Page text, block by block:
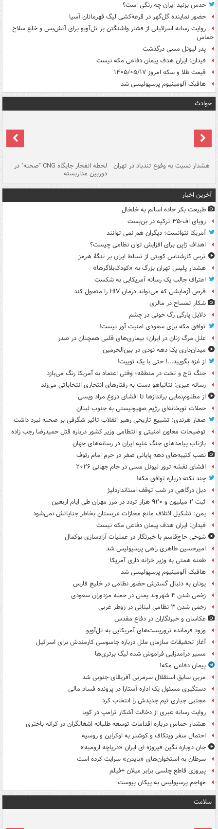
حدس بزنید ایران چه رنگی است؟
حضور نماینده گل‌گهر در قرعه‌کشی لیگ قهرمانان آسیا
روایت رسانه اسرائیلی از فشار واشنگتن بر تل‌آویو برای آتش‌بس و خلع سلاح
حماس
پدر لیونل مسی درگذشت
فیدان: ایران هدف پیمان دفاعی مکه نیست
قیمت طلا و سکه امروز ۱۴۰۵/۰۵/۱۷
هافبک آلومینیوم پرسپولیسی شد
حوادث
هشدار نسبت به وفوع تندباد در تهران لحظه انفجار جایگاه CNG "صحنه" در
دوربین مداربسته
آخرین اخبار
طبیعت بکر جاده اسالم به خلخال
رویای اف-۳۵ ترکیه در بن‌بست
آمریکا نتوانست؛ دیگران هم نمی توانند
اهداف ژاپن برای افزایش توان نظامی چیست؟
ترس کارشناس کویتی از تسلط ایران بر تنگۀ هرمز
هشدار پلیس تهران بزرگ به «کودک‌بلاگرها»
اعتراف جالب یک رسانه آمریکایی به شکست
قرص آزمایشی که می‌تواند درمان HIV را متحول کند
شکار تمساح در مالزی
دلایل پارگی رگ خونی در چشم
توافق مکه برای سعودی امنیت آور نیست!
علل مرگ زنان در ایران؛ بیماری‌های قلبی همچنان در صدر
میدان‌داری یک دهه نودی در بین‌الحرمین
از غزه بگویید...! حتی با یک توییت!
جنگ تاج و تخت در منطقه؛ وقتی اعتماد به آمریکا رنگ می‌بازد
رسانه عبری: نتانیاهو دست به رفتارهای انتحاری انتخاباتی می‌زند
از مظلوم‌نمایی براندازها تا افشای دروغ مراد ویسی
حملات توپخانه‌ای رژیم صهیونیستی به جنوب لبنان
صفار هرندی: تشییع تاریخی رهبر انقلاب تاثیر شگرفی بر صحنه نبرد داشت
توضیحات معاون امنیتی و انتظامی وزیر کشور درباره قتل حمیدرضا رجب زاده
بازتاب پیامدهای جنگ علیه ایران در رسانه‌های جهان
نصب کتیبه‌های دهه پایانی صفر در حرم امام رئوف
افشای نقشه ترور لیونل مسی در جام جهانی ۲۰۲۶
چند نکته درباره توافق مکه!
دبل درگاهی در شب توقف استانداردلیژ
ثبت ۲ میلیون و ۹۲۰ هزار تردد در مرز مهران طی ایام اربعین
یمن: تشکیل ائتلاف مانع مجازات عربستان بخاطر جنایاتش نمی‌شود
فیدان: ایران هدف پیمان دفاعی مکه نیست
شوخی حاج‌قاسم با خبرنگار در عملیات آزادسازی بوکمال
امیرحسین طاهری راهی پرسپولیس شد
طعنه همتی به وزیر خزانه داری آمریکا
هافبک آلومینیوم پرسپولیسی شد
یونان به دنبال گسترش حضور نظامی در خلیج فارس
زخمی شدن ۴ شهروند یمنی در حمله مزدوران سعودی
زخمی شدن ۳ نظامی لبنانی در زوطر غربی
عکاسان و خبرنگاران در دفاع مقدس
ورود فرمانده تروریست‌های آمریکایی به تل‌آویو
آغاز تحقیقات سازمان ملل درباره جاسوسی کارمندش برای اسرائیل
مسیر درآمدزایی فراموش شده لیگ برتری‌ها
پیمان دفاعی مکه!
مربی سابق استقلال سرمربی آفریقای جنوبی شد
دستگیری مسئول یک اداره آستارا در پرونده فساد مالی
مجتبی جباری تیم جدیدش را انتخاب کرد
روایت رسانه عبری از دخالت آشکار ترامپ در کوبا
هشدار حماس درباره اقدامات توسعه طلبانه اشغالگران در کرانه باختری
احتمال سفر ویتکاف و کوشنر به اوکراین و روسیه
جان دوباره نگین فیروزه ای ایران «دریاچه ارومیه»
سرطان به استخوان‌های «بایدن» سرایت کرده است
پیروزی قاطع چلسی برابر میلان +فیلم
مهاجم پرسپولیس به پیکان پیوست
سلامت